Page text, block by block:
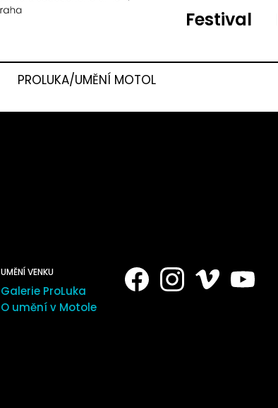
Festival
PROLUKA/UMĚNÍ MOTOL
UMĚNÍ VENKU
Galerie ProLuka
O umění v Motole